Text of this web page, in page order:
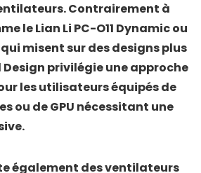
Contrairement à
leLian Li PC-O11 Dynamicou
misent sur des designs plus
privilégie une approche
les utilisateurs équipés de
ou de GPU nécessitant une
également desventilateurs